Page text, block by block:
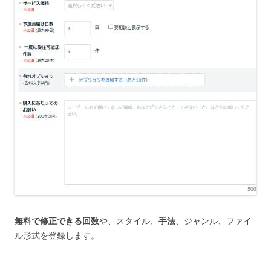
無料で修正できる回数や、スタイル、 手法、ジャンル、ファイ
ル形式を登録します。